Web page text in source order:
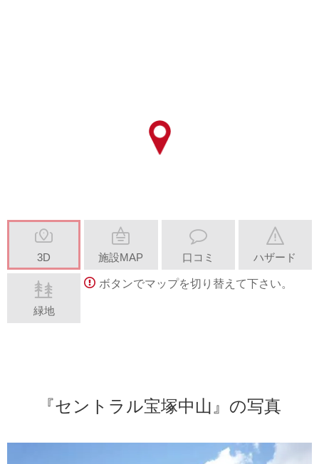
3D 施設MAP 口コミ ハザード
緑地
ボタンでマップを切り替えて下さい。
『セントラル宝塚中山』の写真